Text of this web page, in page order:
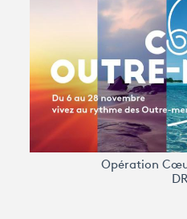
connexion
Opération